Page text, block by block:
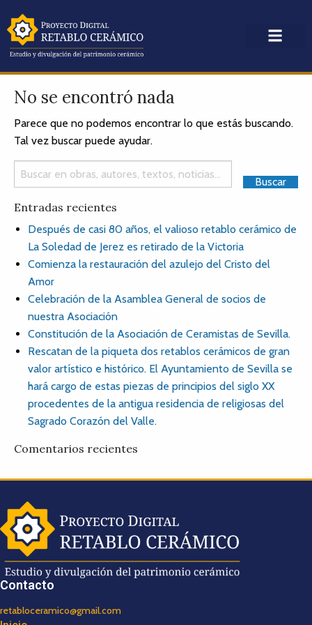
No se encontró nada
Parece que no podemos encontrar lo que estás buscando.
Tal vez buscar puede ayudar.
Entradas recientes
Después de casi 80 años, el valioso retablo cerámico de
La Soledad de Jerez es retirado de la Victoria
Comienza la restauración del azulejo del Cristo del
Amor
Celebración de la Asamblea General de socios de
nuestra Asociación
Constitución de la Asociación de Ceramistas de Sevilla.
Rescatan de la piqueta dos retablos cerámicos de gran
valor artístico e histórico. El Ayuntamiento de Sevilla se
hará cargo de estas piezas de principios del siglo XX
procedentes de la antigua residencia de religiosas del
Sagrado Corazón del Valle.
Comentarios recientes
Contacto
retabloceramico@gmail.com